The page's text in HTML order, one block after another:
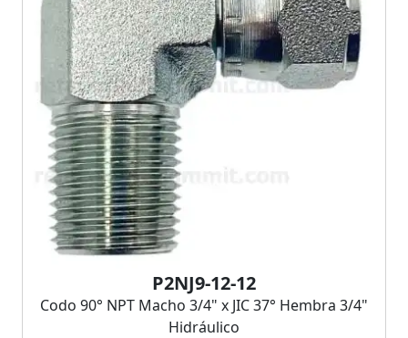
P2NJ9-12-12
Codo 90° NPT Macho 3/4" x JIC 37° Hembra 3/4"
Hidráulico